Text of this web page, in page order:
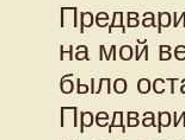
на мой
было